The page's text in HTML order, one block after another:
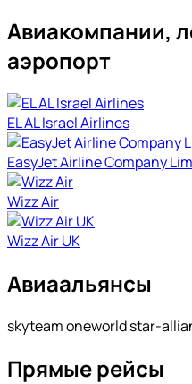
Авиакомпании,
аэропорт
EL AL Israel Airlines
EasyJet Airline Company
Wizz Air
Wizz Air UK
Авиаальянсы
skyteam oneworld star-
Прямые рейсы